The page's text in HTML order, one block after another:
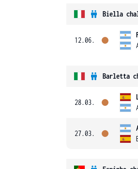
Biella
12.06.
Barletta
28.03.
27.03.